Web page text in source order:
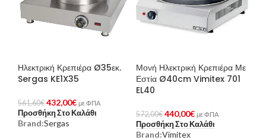
Ηλεκτρική Κρεπιέρα Ø35εκ.
Sergas KE1X35
561,60€ 432,00€ με ΦΠΑ
Προσθήκη Στο Καλάθι
Brand:Sergas
Μονή Ηλεκτρική Κρεπιέρα Με
Εστία Ø40cm Vimitex 701
EL40
572,00€ 440,00€ με ΦΠΑ
Προσθήκη Στο Καλάθι
Brand:Vimitex